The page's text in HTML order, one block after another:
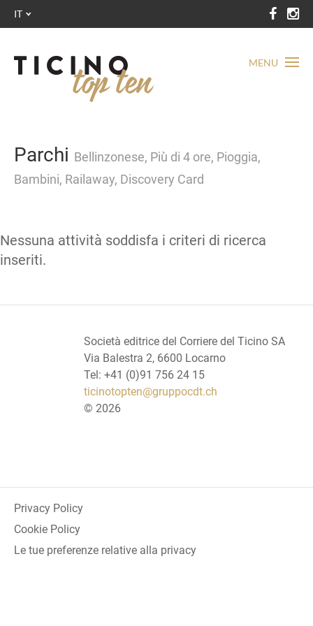
MENU
IT
Parchi Bellinzonese, Più di 4 ore, Pioggia,
Bambini, Railaway, Discovery Card
Nessuna attività soddisfa i criteri di ricerca
inseriti.
Società editrice del Corriere del Ticino SA
Via Balestra 2, 6600 Locarno
Tel: +41 (0)91 756 24 15
ticinotopten@gruppocdt.ch
© 2026
Privacy Policy
Cookie Policy
Le tue preferenze relative alla privacy